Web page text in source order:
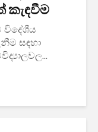
කැඳවීම
විදේශීය
සඳහා